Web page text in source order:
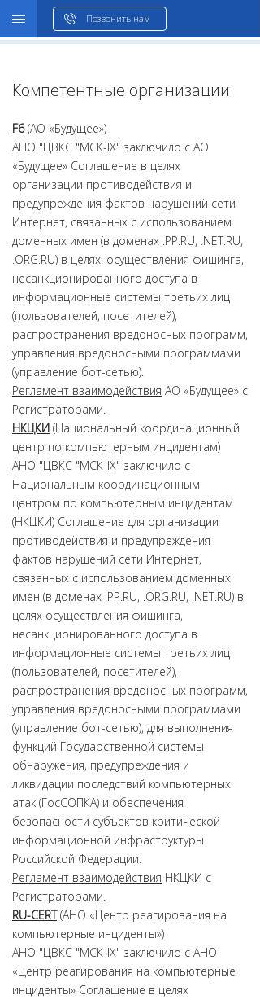
Позвонить нам
Компетентные организации
F6(АO «Будущее»)
АНО "ЦВКС "МСК-IX" заключило с АO
«Будущее» Соглашение в целях
организации противодействия и
предупреждения фактов нарушений сети
Интернет, связанных с использованием
доменных имен (в доменах .PP.RU, .NET.RU,
.ORG.RU) в целях: осуществления фишинга,
несанкционированного доступа в
информационные системы третьих лиц
(пользователей, посетителей),
распространения вредоносных программ,
управления вредоносными программами
(управление бот-сетью).
Регламент взаимодействия АO «Будущее» с
Регистраторами.
НКЦКИ (Национальный координационный
центр по компьютерным инцидентам)
АНО "ЦВКС "МСК-IX" заключило с
Национальным координационным
центром по компьютерным инцидентам
(НКЦКИ) Соглашение для организации
противодействия и предупреждения
фактов нарушений сети Интернет,
связанных с использованием доменных
имен (в доменах .PP.RU, .ORG.RU, .NET.RU) в
целях осуществления фишинга,
несанкционированного доступа в
информационные системы третьих лиц
(пользователей, посетителей),
распространения вредоносных программ,
управления вредоносными программами
(управление бот-сетью), для выполнения
функций Государственной системы
обнаружения, предупреждения и
ликвидации последствий компьютерных
атак (ГосСОПКА) и обеспечения
безопасности субъектов критической
информационной инфраструктуры
Российской Федерации.
Регламент взаимодействия НКЦКИ с
Регистраторами.
RU-CERT(АНО «Центр реагирования на
компьютерные инциденты»)
АНО "ЦВКС "МСК-IX" заключило с АНО
«Центр реагирования на компьютерные
инциденты» Соглашение в целях